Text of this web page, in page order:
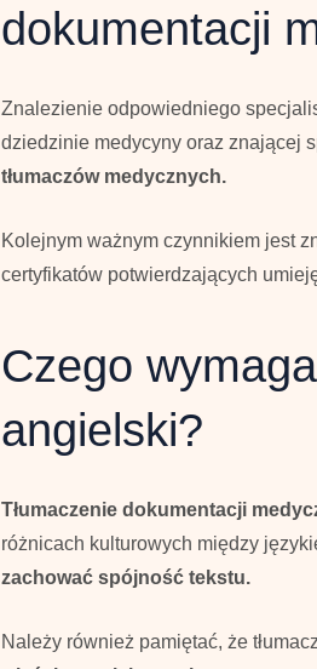
dokumentacji
Znalezienie odpowiedniego
dziedzinie medycyny oraz znającej
tłumaczów medycznych.
Kolejnym ważnym czynnikiem jest
certyfikatów potwierdzających
Czego
angielski?
Tłumaczenie dokumentacji
różnicach kulturowych między
zachować spójność tekstu.
Należy również pamiętać, że